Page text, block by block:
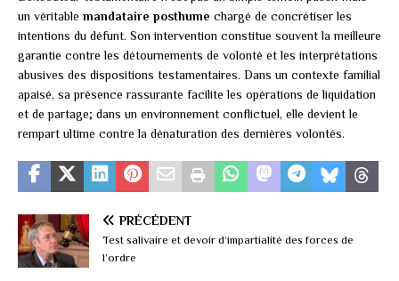
un véritable mandataire posthume chargé de concrétiser les
intentions du défunt. Son intervention constitue souvent la meilleure
garantie contre les détournements de volonté et les interprétations
abusives des dispositions testamentaires. Dans un contexte familial
apaisé, sa présence rassurante facilite les opérations de liquidation
et de partage; dans un environnement conflictuel, elle devient le
rempart ultime contre la dénaturation des dernières volontés.
PRÉCÉDENT
Test salivaire et devoir d’impartialité des forces de
l’ordre